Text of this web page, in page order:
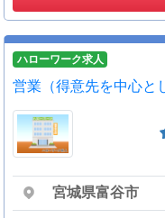
ハローワーク求人
営業（得意先を中心と
宮城県富谷市